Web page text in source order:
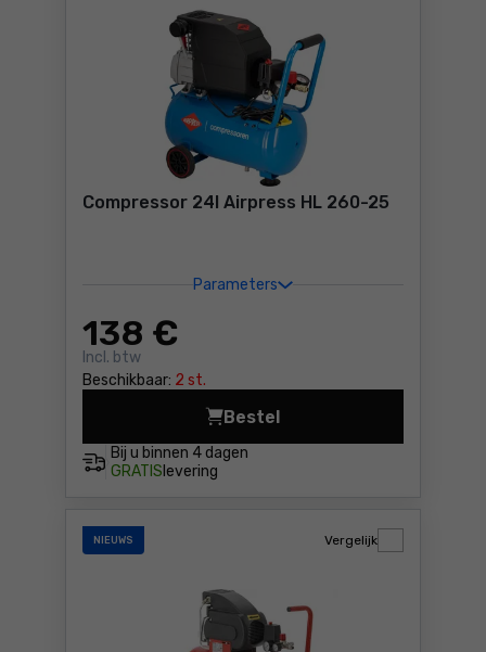
Compressor 24l Airpress HL 260-25
Parameters
138 €
Incl. btw
Beschikbaar: 2 st.
Bij u binnen 4 dagen
GRATIS levering
Bestel
Compressor 24l Airpress
NIEUWS Vergelijk